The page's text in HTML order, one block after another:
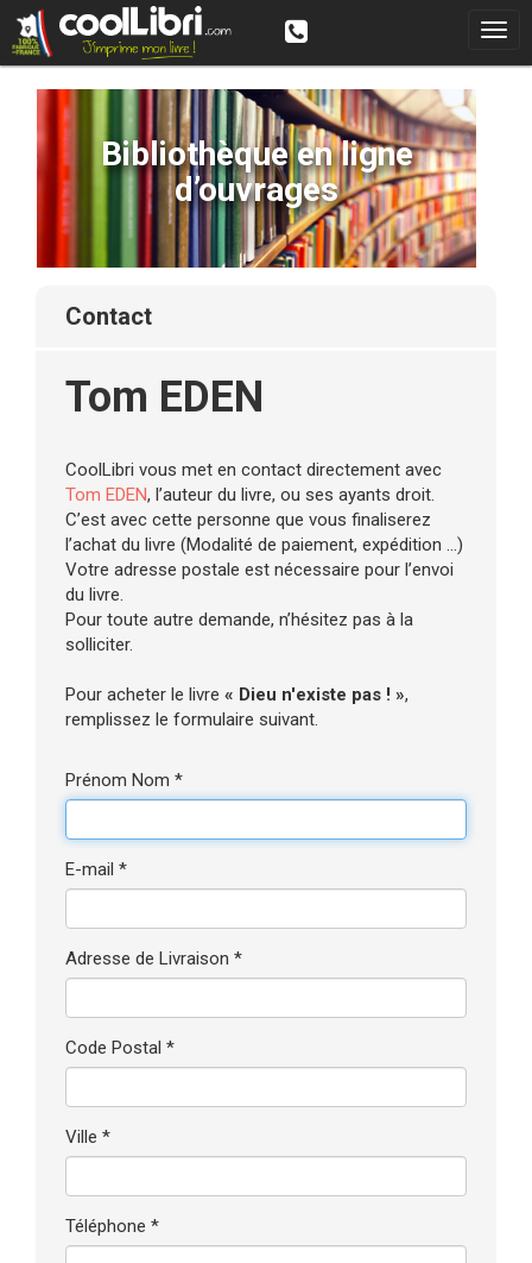
Bibliothèque en ligne
d’ouvrages
contact
Tom EDEN
CoolLibri vous met en contact directement avec
Tom EDEN, l’auteur du livre, ou ses ayants droit.
C’est avec cette personne que vous finaliserez
l’achat du livre (Modalité de paiement, expédition ...)
Votre adresse postale est nécessaire pour l’envoi
du livre.
Pour toute autre demande, n’hésitez pas à la
solliciter.
Pour acheter le livre « Dieu n'existe pas ! »,
remplissez le formulaire suivant.
Prénom Nom *
E-mail *
Adresse de Livraison *
Code Postal *
Ville *
Téléphone *